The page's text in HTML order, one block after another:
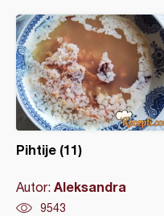
Pihtije (11)
Autor: Aleksandra
9543